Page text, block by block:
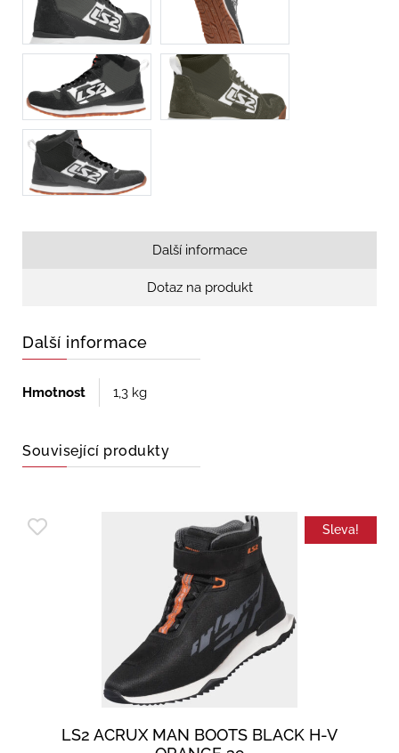
Další informace
Dotaz na produkt
Další informace
Hmotnost 1,3 kg
Související produkty
Sleva!
LS2 ACRUX MAN BOOTS BLACK H-V